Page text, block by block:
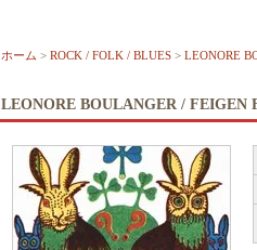
ホーム > ROCK / FOLK / BLUES > LEONORE
LEONORE BOULANGER / FEIGEN